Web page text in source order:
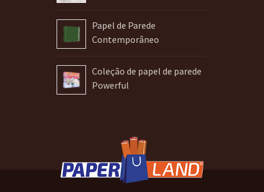
Papel de Parede
Contemporâneo
Coleção de papel de parede
Powerful